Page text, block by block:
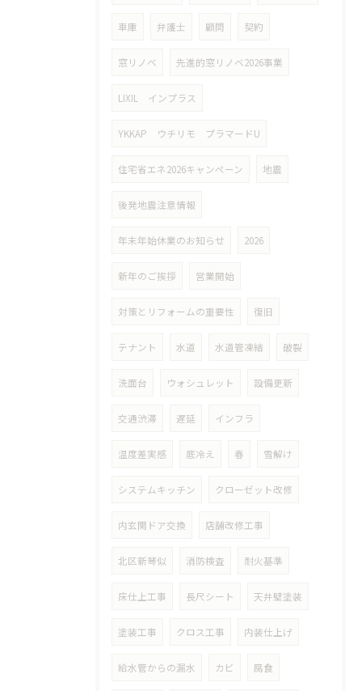
車庫 弁護士 顧問 契約
窓リノベ 先進的窓リノベ2026事業
LIXIL インプラス
YKKAP ウチリモ プラマードU
住宅省エネ2026キャンペーン 地震
後発地震注意情報
年末年始休業のお知らせ 2026
新年のご挨拶 営業開始
対策とリフォームの重要性 復旧
テナント 水道 水道管凍結 破裂
洗面台 ウォシュレット 設備更新
交通渋滞 遅延 インフラ
温度差実感 底冷え 春 雪解け
システムキッチン クローゼット改修
内玄関ドア交換 店舗改修工事
北区新琴似 消防検査 耐火基準
床仕上工事 長尺シート 天井壁塗装
塗装工事 クロス工事 内装仕上げ
給水管からの漏水 カビ 腐食